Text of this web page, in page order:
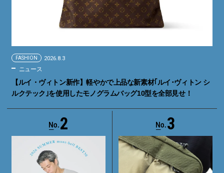
FASHION 2026.8.3
ニュース
【ルイ・ヴィトン新作】軽やかで上品な新素材｢ルイ･ヴィトン シ
ルクテック｣を使用したモノグラムバッグ10型を全部見せ！
2 3